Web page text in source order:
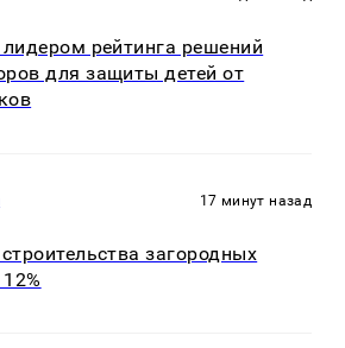
рейтинга решений
для защиты детей от
17 минут назад
загородных